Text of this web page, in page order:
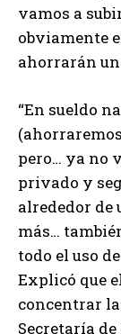
vamos a
obviamente
ahorrarán
“En sueldo
pero… ya no
privado y
alrededor de
más…
todo el uso
Explicó que
concentrar
Secretaría